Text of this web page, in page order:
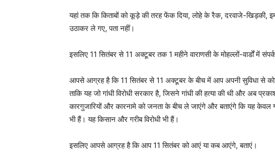
यहां तक कि किताबों को कूड़े की तरह फेंक दिया, लोहे के रैक, दरवाजे-खिड़की,
उठाकर ले गए, पता नहीं।
इसलिए 11 सितंबर से 11 अक्टूबर तक 1 महीने वाराणसी के मोहल्लों-वार्डों में
आपसे आग्रह है कि 11 सितंबर से 11 अक्टूबर के बीच में आप अपनी सुविधा से
ताकि यह जो गांधी विरोधी सरकार है, जिसने गांधी की हत्या की थी और अब
कारगुजारियों और कारनामे को जनता के बीच ले जाएंगे और बताएंगे कि यह केवल
भी हैं। यह किसान और गरीब विरोधी भी हैं।
इसलिए आपसे आग्रह है कि आप 11 सितंबर को आएं या कब आएंगे, बताएं।